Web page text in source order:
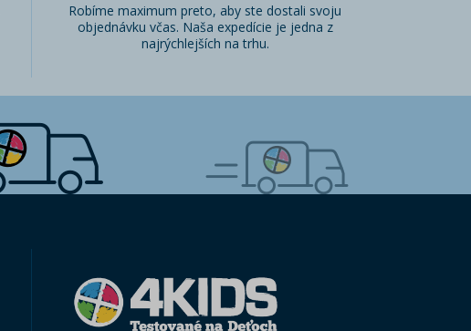
Robíme maximum preto, aby ste dostali svoju
objednávku včas. Naša expedície je jedna z
najrýchlejších na trhu.